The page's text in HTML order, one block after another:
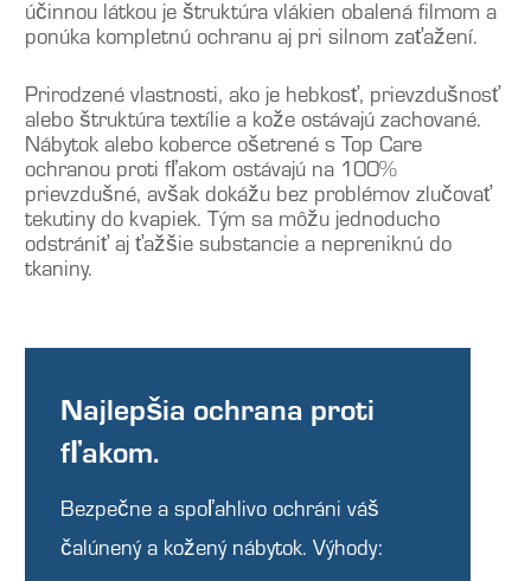
účinnou látkou je štruktúra vlákien obalená filmom a
ponúka kompletnú ochranu aj pri silnom zaťažení.
Prirodzené vlastnosti, ako je hebkosť, prievzdušnosť
alebo štruktúra textílie a kože ostávajú zachované.
Nábytok alebo koberce ošetrené s Top Care
ochranou proti fľakom ostávajú na 100%
prievzdušné, avšak dokážu bez problémov zlučovať
tekutiny do kvapiek. Tým sa môžu jednoducho
odstrániť aj ťažšie substancie a nepreniknú do
tkaniny.
Najlepšia ochrana proti
fľakom.
Bezpečne a spoľahlivo ochráni váš
čalúnený a kožený nábytok. Výhody: